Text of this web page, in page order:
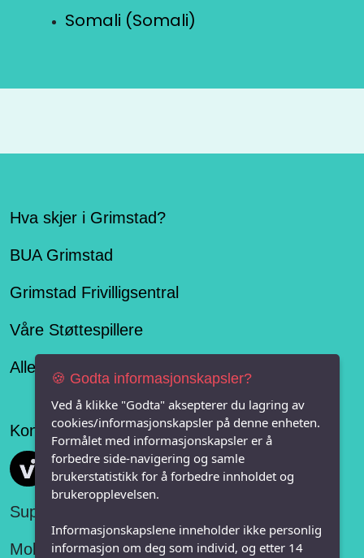
Somali (Somali)
Hva skjer i Grimstad?
BUA Grimstad
Grimstad Frivilligsentral
Våre Støttespillere
Alle lag og organisasjoner
Konseptet er levert av
Vi FRITID
Support:
Mobil:
🍪 Godta informasjonskapsler?
Ved å klikke "Godta" aksepterer du lagring av
cookies/informasjonskapsler på denne enheten.
Formålet med informasjonskapsler er å
forbedre side-navigering og samle
brukerstatistikk for å forbedre innholdet og
brukeropplevelsen.
Informasjonskapslene inneholder ikke personlig
informasjon om deg som individ, og etter 14